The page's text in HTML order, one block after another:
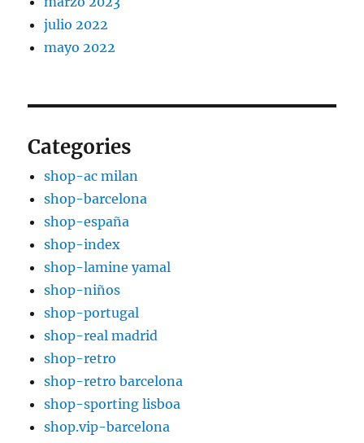
julio 2022
mayo 2022
Categories
shop-ac milan
shop-barcelona
shop-españa
shop-index
shop-lamine yamal
shop-niños
shop-portugal
shop-real madrid
shop-retro
shop-retro barcelona
shop-sporting lisboa
shop.vip-barcelona